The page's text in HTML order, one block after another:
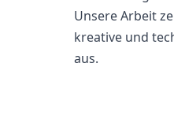
Unsere Arbeit
kreative und
aus.